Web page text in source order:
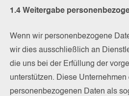
1.4 Weitergabe
Wenn wir personenbezogene
wir dies ausschließlich an
die uns bei der Erfüllung der
unterstützen. Diese Unternehmen
personenbezogenen Daten als